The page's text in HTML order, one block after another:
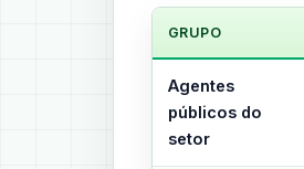
GRUPO
Agentes
públicos do
setor